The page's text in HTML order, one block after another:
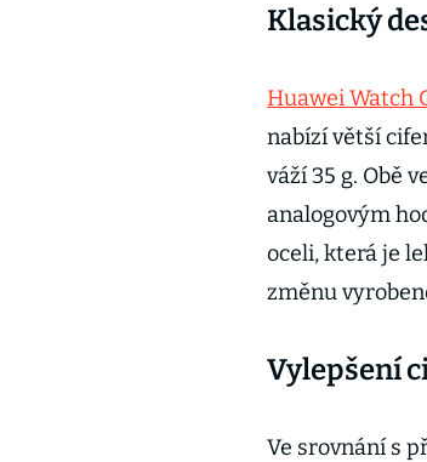
Klasický
Huawei Watch
nabízí větší
váží 35 g. Obě
analogovým
oceli, která je
změnu
Vylepšení
Ve srovnání s